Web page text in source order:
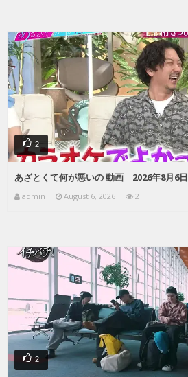
2
あざとくて何が悪いの 動画 2026年8月6日
admin August 6, 2026 2
2